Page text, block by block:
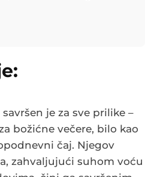
je za sve prilike –
božićne večere, bilo kao
čaj. Njegov
zahvaljujući suhom voću